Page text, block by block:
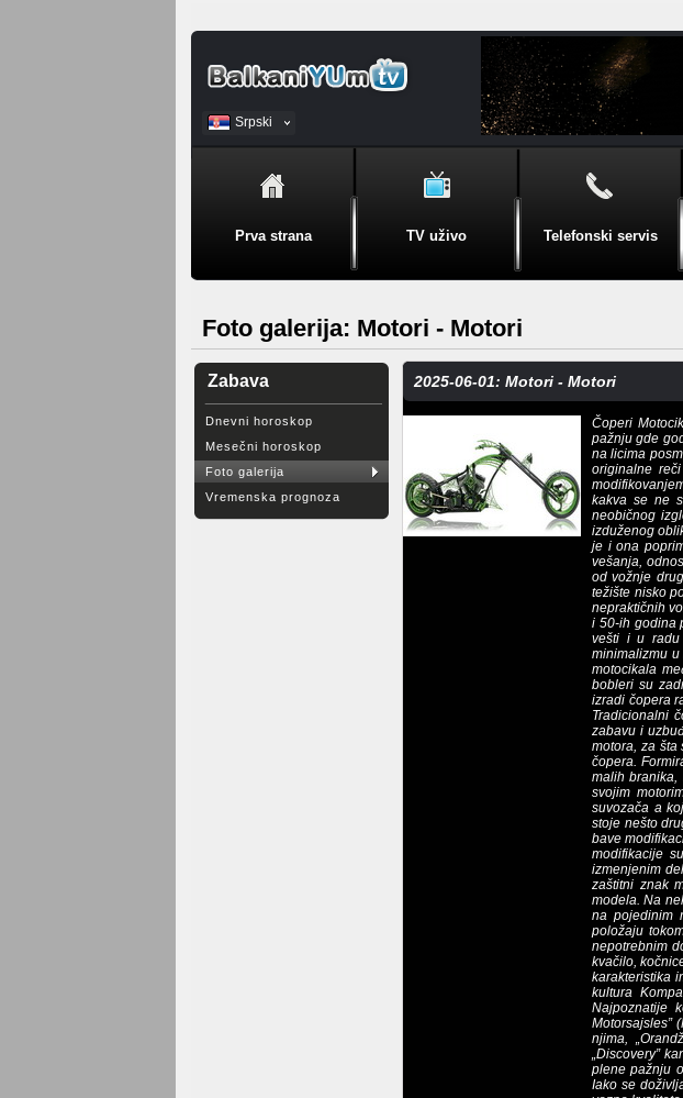
Srpski
BiH
Prva strana TV uživo Telefonski servis
Foto galerija: Motori - Motori
Zabava
Dnevni horoskop
Mesečni horoskop
Foto galerija
Vremenska prognoza
2025-06-01: Motori - Motori
Čoperi
pažnju gde
na licima
originalne
kakva se ne
neobičnog
izduženog
je i ona
vešanja,
od vožnje
težište nisko
nepraktičnih
i 50-ih godina
vešti i u radu
minimalizmu
motocikala
bobleri su
izradi čopera
Tradicionalni
zabavu i
motora, za
čopera.
malih
svojim
suvozača a
stoje nešto
bave
modifikacije
izmenjenim
zaštitni znak
modela. Na
na pojedinim
položaju
nepotrebnim
kvačilo,
karakteristika
kultura
Najpoznatije
Motorsajsles”
njima,
„Discovery”
plene pažnju
Iako se